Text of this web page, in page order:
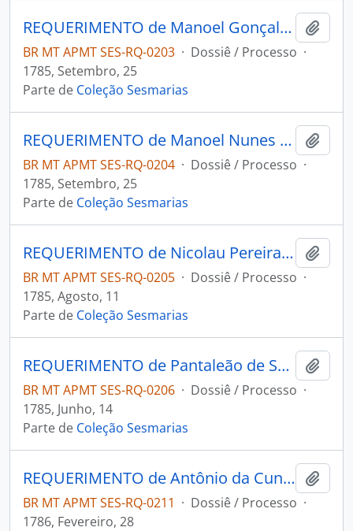
REQUERIMENTO de Manoel Gonçalves Netto ao Governador e Capitão-General da Capitania de Mato Grosso Luiz de Albuquerque de Melo Pereira e Cáceres.
BR MT APMT SES-RQ-0203 · Dossiê / Processo ·
1785, Setembro, 25
Parte de Coleção Sesmarias
REQUERIMENTO de Manoel Nunes de Brito Leme ao Governador e Capitão-General da Capitania de Mato Grosso Luiz de Albuquerque de Melo Pereira e Cáceres.
BR MT APMT SES-RQ-0204 · Dossiê / Processo ·
1785, Setembro, 25
Parte de Coleção Sesmarias
REQUERIMENTO de Nicolau Pereira da Mota ao Governador e Capitão-General da Capitania de Mato Grosso Luiz de Albuquerque de Melo Pereira e Cáceres.
BR MT APMT SES-RQ-0205 · Dossiê / Processo ·
1785, Agosto, 11
Parte de Coleção Sesmarias
REQUERIMENTO de Pantaleão de Santo Agostinho ao Governador e Capitão-General da Capitania de Mato Grosso Luiz de Albuquerque de Melo Pereira e Cáceres.
BR MT APMT SES-RQ-0206 · Dossiê / Processo ·
1785, Junho, 14
Parte de Coleção Sesmarias
REQUERIMENTO de Antônio da Cunha ao Governador e Capitão-General da Capitania de Mato Grosso Luiz de Albuquerque de Melo Pereira e Cáceres.
BR MT APMT SES-RQ-0211 · Dossiê / Processo ·
1786, Fevereiro, 28